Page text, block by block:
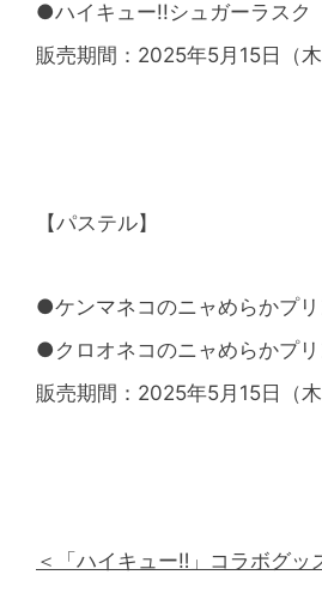
●ハイキュー!!シュガーラスク
販売期間：2025年5⽉15⽇（
【パステル】
●ケンマネコのニャめらかプ
●クロオネコのニャめらかプ
販売期間：2025年5⽉15⽇（
＜「ハイキュー‼」コラボグッ